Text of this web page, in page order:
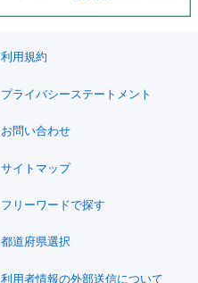
利用規約
プライバシーステートメント
お問い合わせ
サイトマップ
フリーワードで探す
都道府県選択
利用者情報の外部送信について